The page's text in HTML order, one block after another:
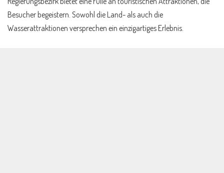
Besucher begeistern. Sowohl die Land- als auch die
Wasserattraktionen versprechen ein einzigartiges Erlebnis.